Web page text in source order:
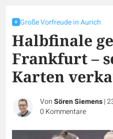
Große Vorfreude in Aurich
Halbfinale
Frankfurt –
Karten
VonSören Siemens|
0 Kommentare